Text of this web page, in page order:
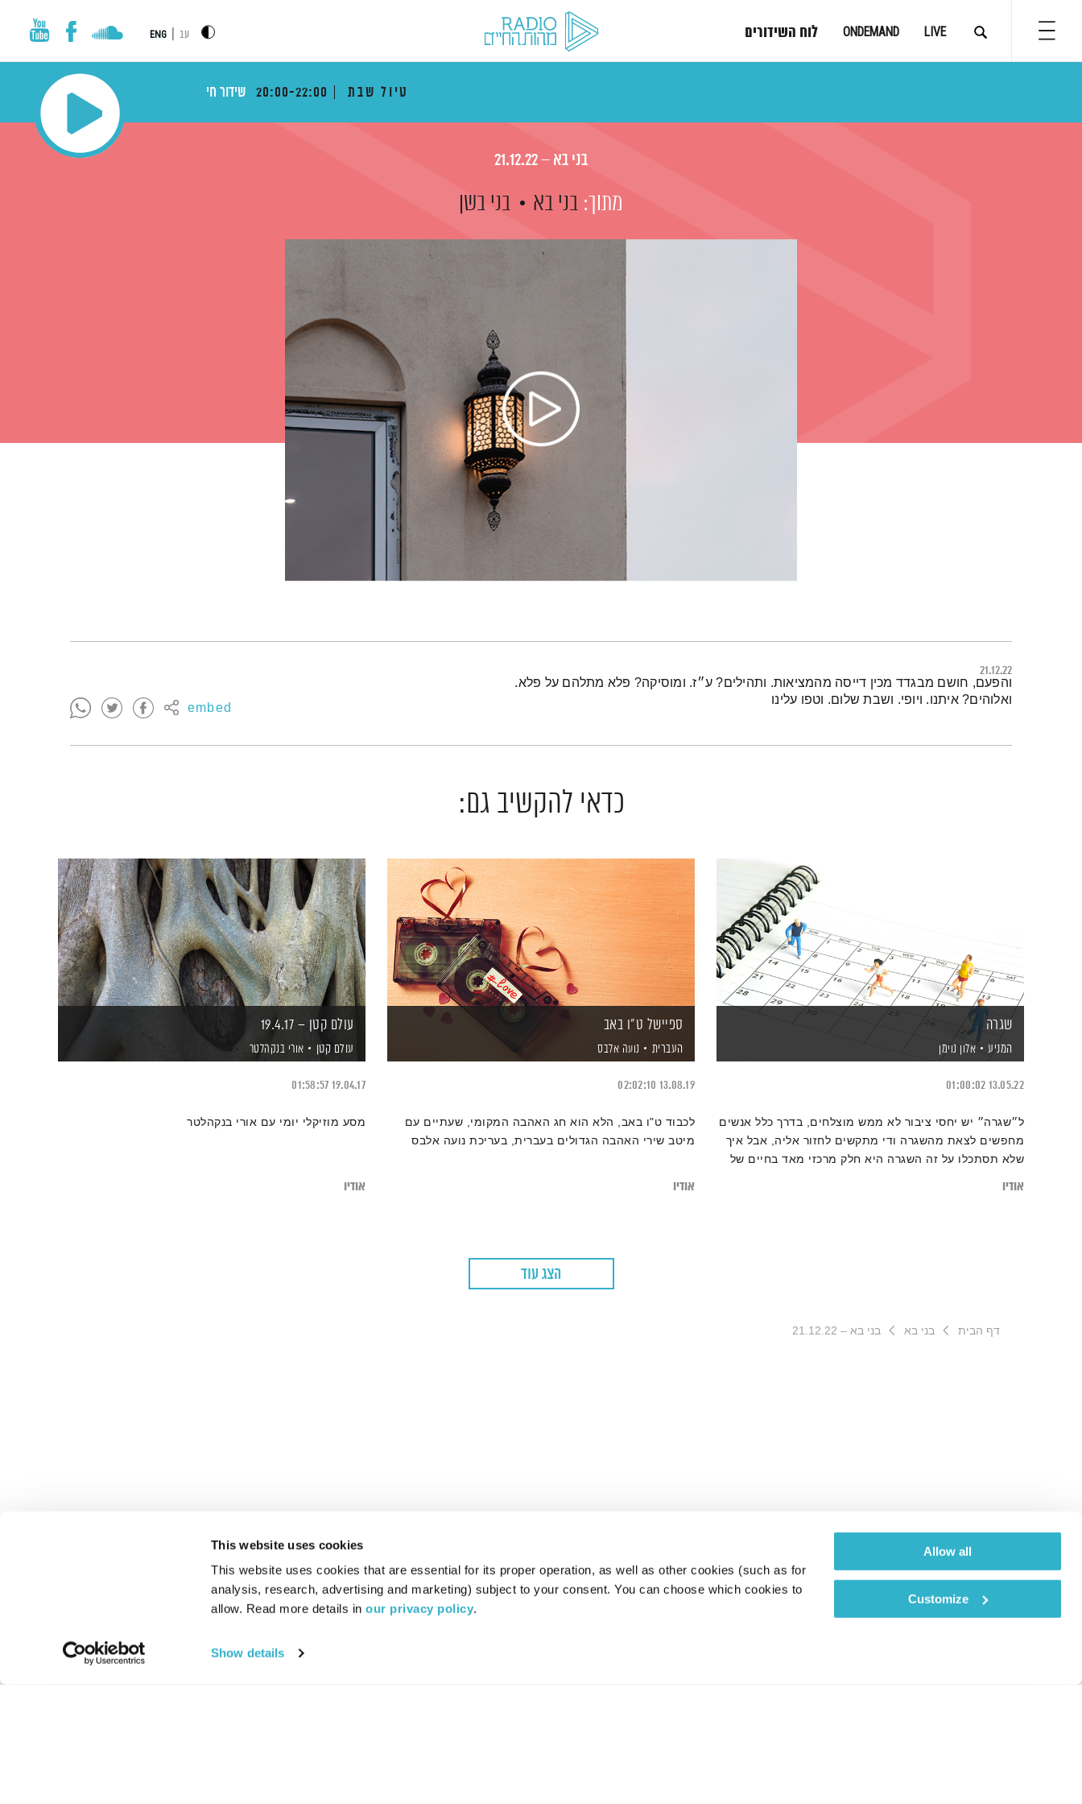
This website uses cookies
This website uses cookies that are essential for its proper operation, as well as other cookies (such as for
analysis, research, advertising and marketing) subject to your consent. You can choose which cookies to
allow. Read more details in our privacy policy.
Show details
Allow all
Customize
LIVE
ONDEMAND לוח השידורים עב ENG
טיול שבת 20:00-22:00 שידור חי
בני בא – 21.12.22
מתוך: בני בא בני בשן
21.12.22
embed
תמצית הפודקאסט
והפעם, חושם מבגדד מכין דייסה מהמציאות. ותהילים? ע״ז. ומוסיקה? פלא מתלהם על פלא.
ואלוהים? איתנו. ויופי. ושבת שלום. וטפו עלינו
כדאי להקשיב גם:
שגרה
המניע אלון נוימן
13.05.22
01:00:02
ל״שגרה״ יש יחסי ציבור לא ממש מוצלחים, בדרך כלל אנשים
מחפשים לצאת מהשגרה ודי מתקשים לחזור אליה, אבל איך
שלא תסתכלו על זה השגרה היא חלק מרכזי מאד בחיים של
אודיו
ספיישל ט"ו באב
העברית נועה אלבס
13.08.19
02:02:10
לכבוד ט"ו באב, הלא הוא חג האהבה המקומי, שעתיים עם
מיטב שירי האהבה הגדולים בעברית, בעריכת נועה אלבס
אודיו
עולם קטן – 19.4.17
עולם קטן אורי בנקהלטר
19.04.17
01:58:57
מסע מוזיקלי יומי עם אורי בנקהלטר
אודיו
הצג עוד
דף הבית בני בא בני בא – 21.12.22